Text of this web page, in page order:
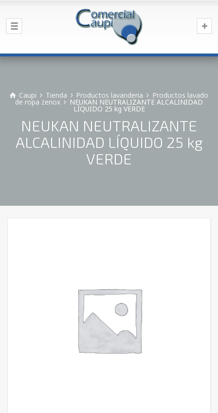
Caupi Tienda Productos lavanderia Productos lavado
de ropa zenox NEUKAN NEUTRALIZANTE ALCALINIDAD
LÍQUIDO 25 kg VERDE
NEUKAN NEUTRALIZANTE
ALCALINIDAD LÍQUIDO 25 kg
VERDE